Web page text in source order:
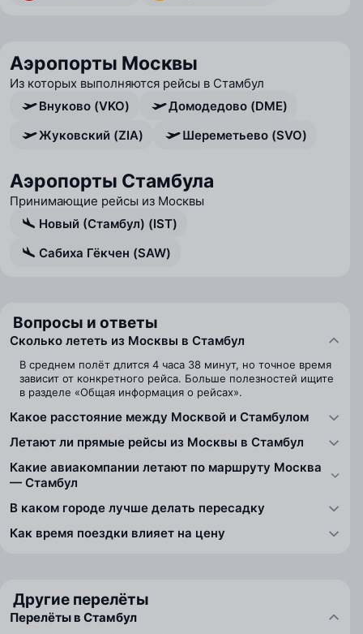
Аэропорты Москвы
Из которых выполняются рейсы в Стамбул
Внуково (VKO)
Домодедово (DME)
Жуковский (ZIA)
Шереметьево (SVO)
Аэропорты Стамбула
Принимающие рейсы из Москвы
Новый (Стамбул) (IST)
Сабиха Гёкчен (SAW)
Вопросы и ответы
Сколько лететь из Москвы в Стамбул
В среднем полёт длится 4 часа 38 минут, но точное время
зависит от конкретного рейса. Больше полезностей ищите
в разделе «Общая информация о рейсах».
Какое расстояние между Москвой и Стамбулом
Летают ли прямые рейсы из Москвы в Стамбул
Какие авиакомпании летают по маршруту Москва
— Стамбул
В каком городе лучше делать пересадку
Как время поездки влияет на цену
Другие перелёты
Перелёты в Стамбул